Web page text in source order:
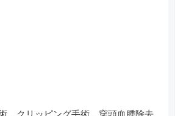
、クリッピング手術、穿頭血腫除去